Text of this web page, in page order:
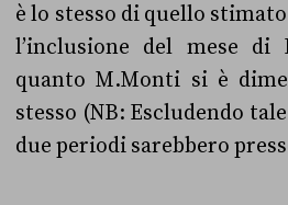
è lo stesso di quello
l’inclusione del mese di
quanto M.Monti si è
stesso (NB: Escludendo
due periodi sarebbero